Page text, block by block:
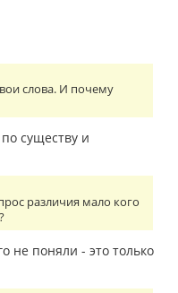
слова. И почему
существу и
различия мало кого
не поняли - это только